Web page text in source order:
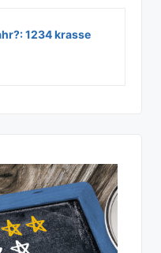
1234 krasse